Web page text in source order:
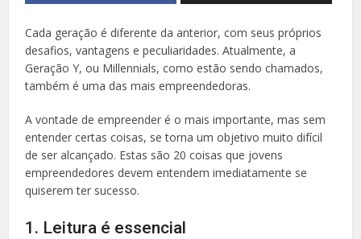
Cada geração é diferente da anterior, com seus próprios
desafios, vantagens e peculiaridades. Atualmente, a
Geração Y, ou Millennials, como estão sendo chamados,
também é uma das mais empreendedoras.
A vontade de empreender é o mais importante, mas sem
entender certas coisas, se torna um objetivo muito difícil
de ser alcançado. Estas são 20 coisas que jovens
empreendedores devem entendem imediatamente se
quiserem ter sucesso.
1. Leitura é essencial